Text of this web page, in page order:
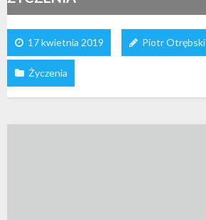
17 kwietnia 2019 Piotr Otrębski
Życzenia